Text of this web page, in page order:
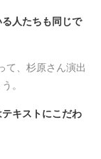
人たちも同じで
て、杉原さん演出
。
キストにこだわ